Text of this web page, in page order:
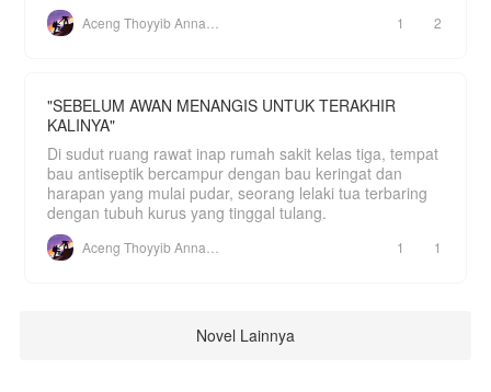
1 2
"SEBELUM AWAN MENANGIS UNTUK TERAKHIR
KALINYA"
Di sudut ruang rawat inap rumah sakit kelas tiga, tempat
bau antiseptik bercampur dengan bau keringat dan
harapan yang mulai pudar, seorang lelaki tua terbaring
dengan tubuh kurus yang tinggal tulang.
1 1
Novel Lainnya